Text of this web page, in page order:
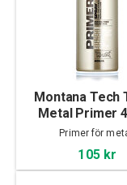
Montana Tech
Metal Primer
Primer för
105 kr